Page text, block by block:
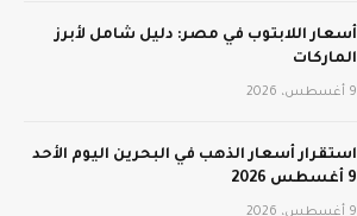
أسعار اللابتوب في مصر: دليل شامل لأبرز
الماركات
9 أغسطس، 2026
استقرار أسعار الذهب في البحرين اليوم الأحد
9 أغسطس 2026
9 أغسطس، 2026